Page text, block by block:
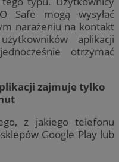
Safe mogą wysyłać
narażeniu na kontakt
aplikacji
otrzymać
zajmuje tylko
z jakiego telefonu
Google Play lub